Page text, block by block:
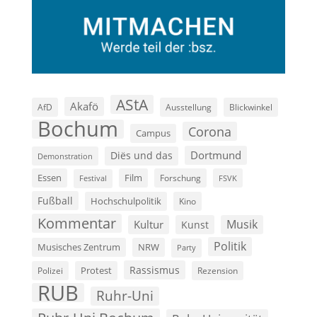
AfD Akafö AStA Ausstellung Blickwinkel
Bochum Campus Corona
Demonstration Diës und das Dortmund
Essen Festival Film Forschung FSVK
Fußball Hochschulpolitik Kino
Kommentar Kultur Kunst Musik
Musisches Zentrum NRW Party Politik
Polizei Protest Rassismus Rezension
RUB Ruhr-Uni